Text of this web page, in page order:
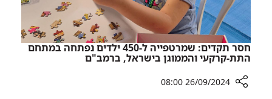
בבית
החולים
התת
קרקעי
ברמב"ם
חסר תקדים: שמרטפייה ל-450 ילדים נפתחה במתחם
התת-קרקעי והממוגן בישראל, ברמב"ם
26/09/2024 08:00